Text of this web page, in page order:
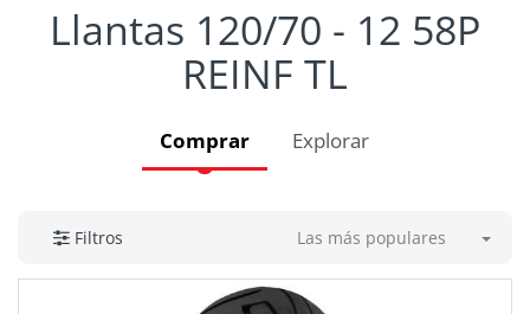
Llantas 120/70 - 12 58P
REINF TL
Comprar Explorar
Filtros Las más populares